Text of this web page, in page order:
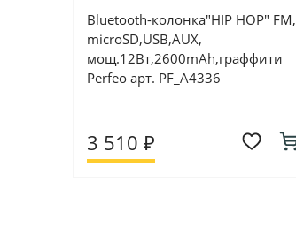
Bluetooth-колонка"HIP HOP" FM,
microSD,USB,AUX,
мощ.12Вт,2600mAh,граффити
Perfeo арт. PF_A4336
3 510 ₽